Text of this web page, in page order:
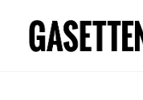
content